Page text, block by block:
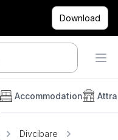
Download
Accommodation
Divcibare